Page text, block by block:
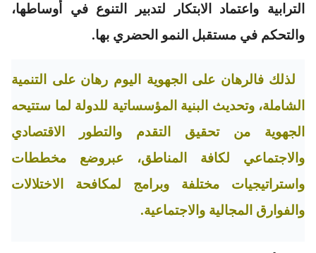
الترابية واعتماد الابتكار لتدبير التنوع في أوساطها،
والتحكم في مستقبل النمو الحضري بها.
لذلك فالرهان على الجهوية اليوم رهان على التنمية
الشاملة، وتحديث البنية المؤسساتية للدولة لما ستتيحه
الجهوية من تحقيق التقدم والتطور الاقتصادي
والاجتماعي لكافة المناطق، عبروضع مخططات
واستراتيجيات مختلفة وبرامج لمكافحة الاختلالات
والفوارق المجالية والاجتماعية.